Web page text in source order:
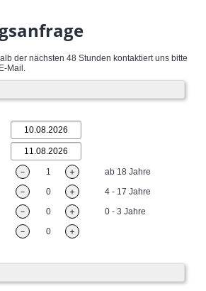
der nächsten 48 Stunden kontaktiert uns bitte
Mail.
－ 1 ＋
ab 18 Jahre
－ 0 ＋
4 - 17 Jahre
－ 0 ＋
0 - 3 Jahre
－ 0 ＋